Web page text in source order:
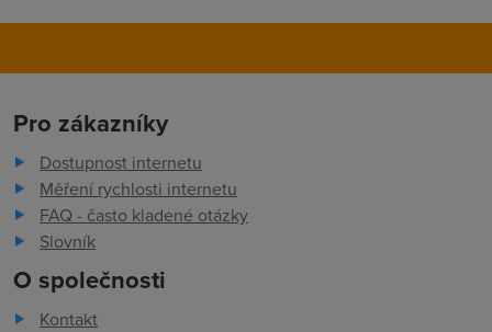
Pro zákazníky
Dostupnost internetu
Měření rychlosti internetu
FAQ - často kladené otázky
Slovník
O společnosti
Kontakt